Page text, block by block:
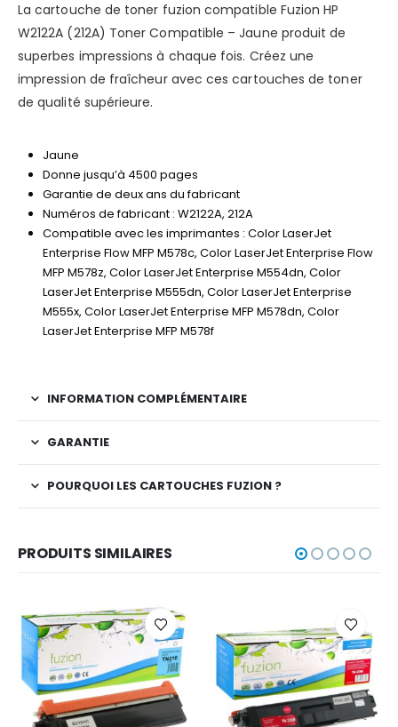
La cartouche de toner fuzion compatible Fuzion HP
W2122A (212A) Toner Compatible – Jaune produit de
superbes impressions à chaque fois. Créez une
impression de fraîcheur avec ces cartouches de toner
de qualité supérieure.
Jaune
Donne jusqu’à 4500 pages
Garantie de deux ans du fabricant
Numéros de fabricant : W2122A, 212A
Compatible avec les imprimantes : Color LaserJet
Enterprise Flow MFP M578c, Color LaserJet Enterprise Flow
MFP M578z, Color LaserJet Enterprise M554dn, Color
LaserJet Enterprise M555dn, Color LaserJet Enterprise
M555x, Color LaserJet Enterprise MFP M578dn, Color
LaserJet Enterprise MFP M578f
INFORMATION COMPLÉMENTAIRE
GARANTIE
POURQUOI LES CARTOUCHES FUZION ?
PRODUITS SIMILAIRES